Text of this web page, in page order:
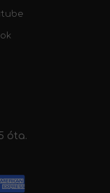
óta.